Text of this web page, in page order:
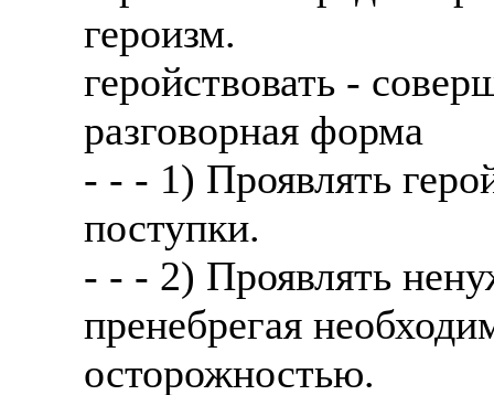
героизм.
геройствовать -
разговорная форма
- - - 1) Проявлять
поступки.
- - - 2) Проявлять
пренебрегая
осторожностью.